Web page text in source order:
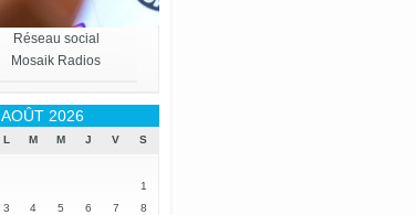
Réseau social
Mosaik Radios
AOÛT 2026
L M M J V S
1
3 4 5 6 7
8